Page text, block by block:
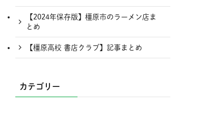
【2024年保存版】橿原市のラーメン店ま
とめ
【橿原高校 書店クラブ】記事まとめ
カテゴリー